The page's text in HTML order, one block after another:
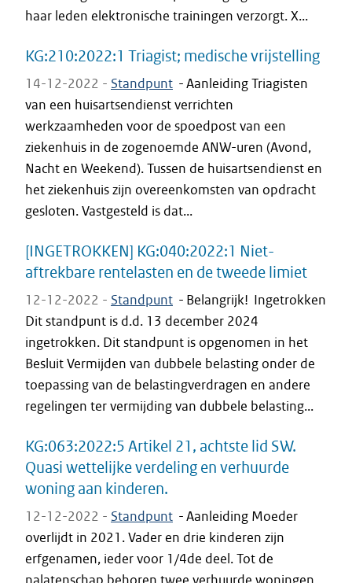
haar leden elektronische trainingen verzorgt. X...
KG:210:2022:1 Triagist; medische vrijstelling
14-12-2022 - Standpunt -Aanleiding Triagisten
van een huisartsendienst verrichten
werkzaamheden voor de spoedpost van een
ziekenhuis in de zogenoemde ANW-uren (Avond,
Nacht en Weekend). Tussen de huisartsendienst en
het ziekenhuis zijn overeenkomsten van opdracht
gesloten. Vastgesteld is dat...
[INGETROKKEN] KG:040:2022:1 Niet-
aftrekbare rentelasten en de tweede limiet
12-12-2022 - Standpunt - Belangrijk! Ingetrokken
Dit standpunt is d.d. 13 december 2024
ingetrokken. Dit standpunt is opgenomen in het
Besluit Vermijden van dubbele belasting onder de
toepassing van de belastingverdragen en andere
regelingen ter vermijding van dubbele belasting...
KG:063:2022:5 Artikel 21, achtste lid SW.
Quasi wettelijke verdeling en verhuurde
woning aan kinderen.
12-12-2022 - Standpunt -Aanleiding Moeder
overlijdt in 2021. Vader en drie kinderen zijn
erfgenamen, ieder voor 1/4de deel. Tot de